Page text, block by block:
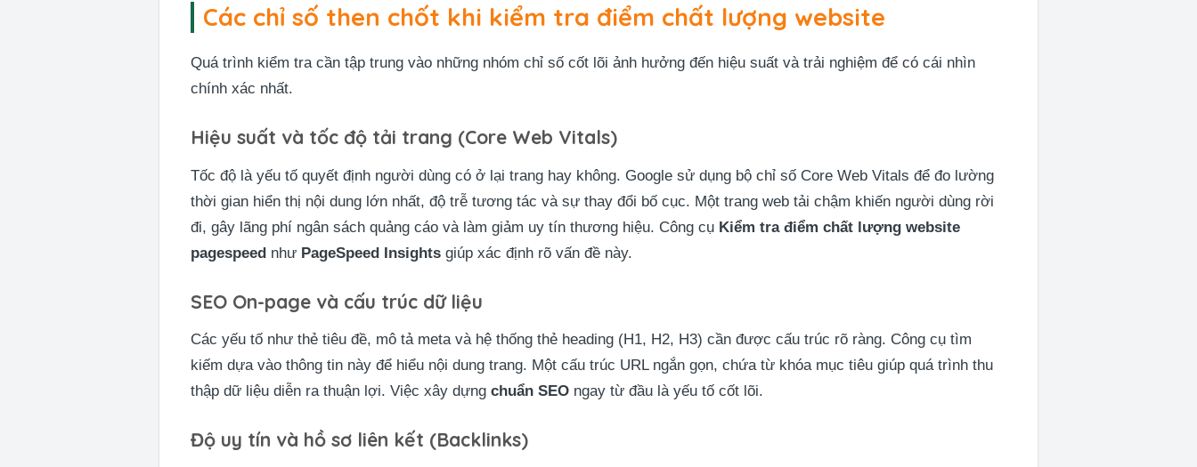
Các chỉ số then chốt khi kiểm tra điểm chất lượng website
Quá trình kiểm tra cần tập trung vào những nhóm chỉ số cốt lõi ảnh hưởng đến hiệu suất và trải nghiệm để có cái nhìn
chính xác nhất.
Hiệu suất và tốc độ tải trang (Core Web Vitals)
Tốc độ là yếu tố quyết định người dùng có ở lại trang hay không. Google sử dụng bộ chỉ số Core Web Vitals để đo lường
thời gian hiển thị nội dung lớn nhất, độ trễ tương tác và sự thay đổi bố cục. Một trang web tải chậm khiến người dùng rời
đi, gây lãng phí ngân sách quảng cáo và làm giảm uy tín thương hiệu. Công cụ Kiểm tra điểm chất lượng website
pagespeed như PageSpeed Insights giúp xác định rõ vấn đề này.
SEO On-page và cấu trúc dữ liệu
Các yếu tố như thẻ tiêu đề, mô tả meta và hệ thống thẻ heading (H1, H2, H3) cần được cấu trúc rõ ràng. Công cụ tìm
kiếm dựa vào thông tin này để hiểu nội dung trang. Một cấu trúc URL ngắn gọn, chứa từ khóa mục tiêu giúp quá trình thu
thập dữ liệu diễn ra thuận lợi. Việc xây dựngchuẩn SEO ngay từ đầu là yếu tố cốt lõi.
Độ uy tín và hồ sơ liên kết (Backlinks)